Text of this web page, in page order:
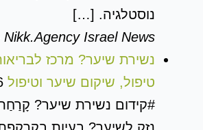
נוסטלגיה. […]
Nikk.Agency Israel News
נשירת שיער? מרכז
טיפול, שיקום שיער וטיפול PRP
#קידום נשירת שיער?